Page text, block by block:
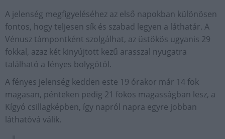
A jelenség megfigyeléséhez az első napokban különösen
fontos, hogy teljesen sík és szabad legyen a láthatár. A
Vénusz támpontként szolgálhat, az üstökös ugyanis 29
fokkal, azaz két kinyújtott kezű arasszal nyugatra
található a fényes bolygótól.
A fényes jelenség kedden este 19 órakor már 14 fok
magasan, pénteken pedig 21 fokos magasságban lesz, a
Kígyó csillagképben, így napról napra egyre jobban
láthatóvá válik.